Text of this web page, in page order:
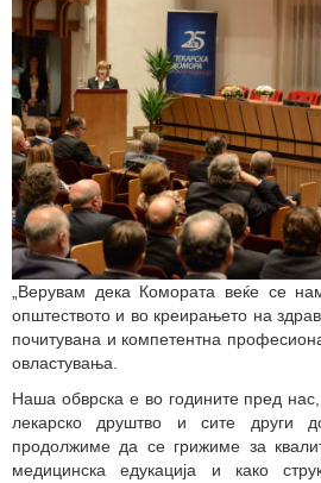
„Верувам дека Комората веќе се
општеството и во креирањето на
почитувана и компетентна
овластувања.
Наша обврска е во годините пред
лекарско друштво и сите други
продолжиме да се грижиме за
медицинска едукација и како